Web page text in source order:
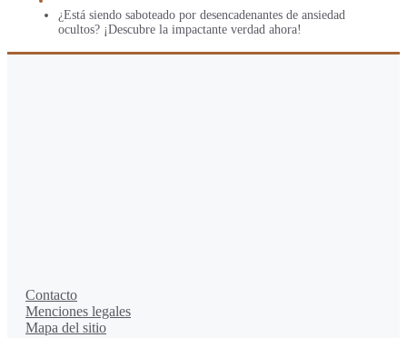
¿Está siendo saboteado por desencadenantes de ansiedad
ocultos? ¡Descubre la impactante verdad ahora!
Contacto
Menciones legales
Mapa del sitio